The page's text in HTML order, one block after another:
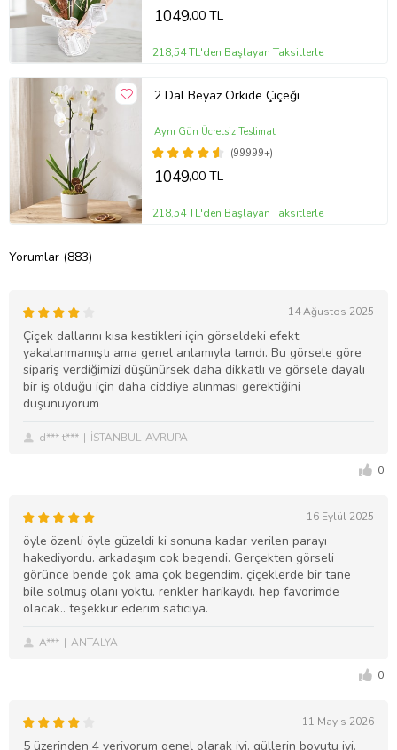
1049,00 TL
218,54 TL'den Başlayan Taksitlerle
2 Dal Beyaz Orkide Çiçeği
(99999+)
Aynı Gün Ücretsiz Teslimat
1049,00 TL
218,54 TL'den Başlayan Taksitlerle
Yorumlar (883)
14 Ağustos 2025
Çiçek dallarını kısa kestikleri için görseldeki efekt
yakalanmamıştı ama genel anlamıyla tamdı. Bu görsele göre
sipariş verdiğimizi düşünürsek daha dikkatlı ve görsele dayalı
bir iş olduğu için daha ciddiye alınması gerektiğini
düşünüyorum
d*** t*** İSTANBUL-AVRUPA
0
16 Eylül 2025
öyle özenli öyle güzeldi ki sonuna kadar verilen parayı
hakediyordu. arkadaşım cok begendi. Gerçekten görseli
görünce bende çok ama çok begendim. çiçeklerde bir tane
bile solmuş olanı yoktu. renkler harikaydı. hep favorimde
olacak.. teşekkür ederim satıcıya.
A*** ANTALYA
0
11 Mayıs 2026
5 üzerinden 4 veriyorum genel olarak iyi. güllerin boyutu iyi.